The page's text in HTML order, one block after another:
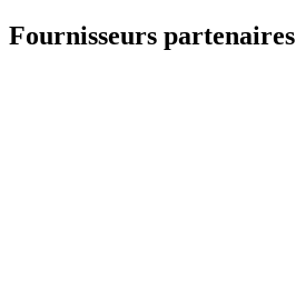
Fournisseurs partenaires